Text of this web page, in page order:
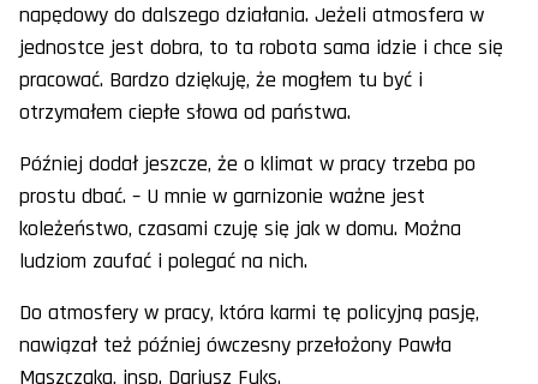
napędowy do dalszego działania. Jeżeli atmosfera w
jednostce jest dobra, to ta robota sama idzie i chce się
pracować. Bardzo dziękuję, że mogłem tu być i
otrzymałem ciepłe słowa od państwa.
Później dodał jeszcze, że o klimat w pracy trzeba po
prostu dbać. – U mnie w garnizonie ważne jest
koleżeństwo, czasami czuję się jak w domu. Można
ludziom zaufać i polegać na nich.
Do atmosfery w pracy, która karmi tę policyjną pasję,
nawiązał też później ówczesny przełożony Pawła
Maszczaka, insp. Dariusz Fuks.